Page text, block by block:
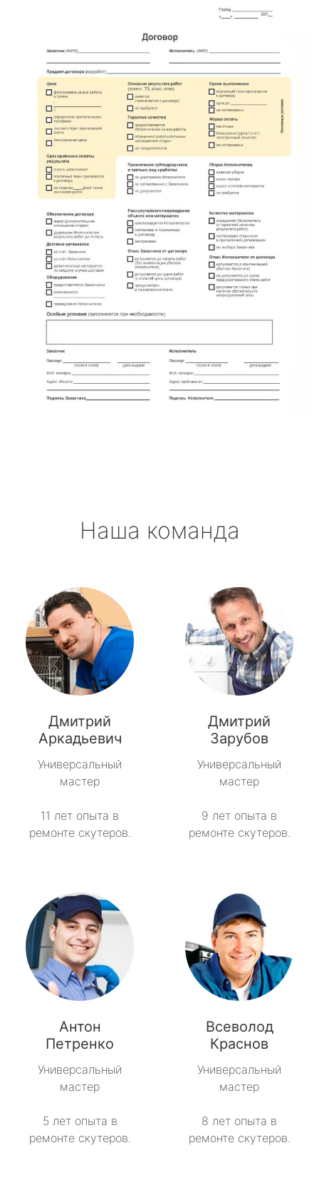
Наша команда
Дмитрий
Аркадьевич
Универсальный
мастер
11 лет опыта в
ремонте скутеров.
Дмитрий
Зарубов
Универсальный
мастер
9 лет опыта в
ремонте скутеров.
Антон
Петренко
Универсальный
мастер
5 лет опыта в
ремонте скутеров.
Всеволод
Краснов
Универсальный
мастер
8 лет опыта в
ремонте скутеров.